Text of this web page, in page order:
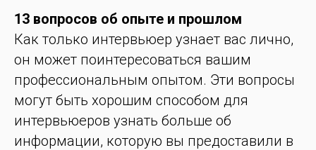
13 вопросов об опыте и прошлом
Как только интервьюер узнает вас лично,
он может поинтересоваться вашим
профессиональным опытом. Эти вопросы
могут быть хорошим способом для
интервьюеров узнать больше об
информации, которую вы предоставили в